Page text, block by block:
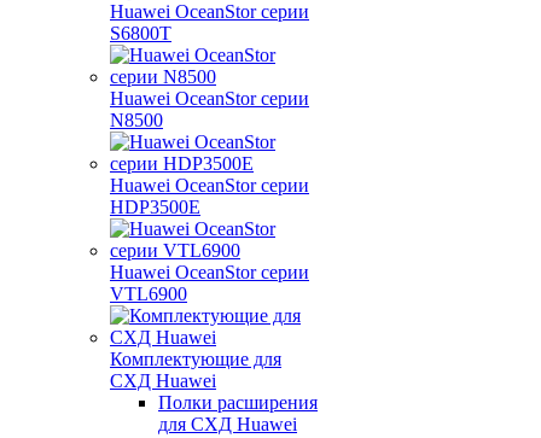
Huawei OceanStor серии
S6800T
Huawei OceanStor серии
N8500
Huawei OceanStor серии
HDP3500E
Huawei OceanStor серии
VTL6900
Комплектующие для
СХД Huawei
Полки расширения
для СХД Huawei